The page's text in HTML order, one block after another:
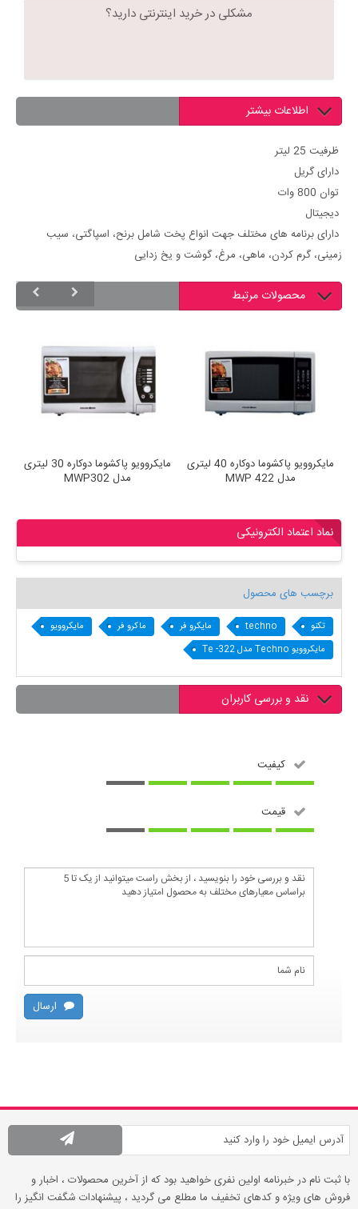
مشکلی در خرید اینترنتی دارید؟
اطلاعات بیشتر
ظرفیت 25 لیتر
دارای گریل
توان 800وات
دیجیتال
دارای برنامه های مختلف جهت انواع پخت شامل برنح، اسپاگتی، سیب
زمینی، گرم کردن، ماهی، مرغ، گوشت و یخ زدایی
محصولات مرتبط
مایکروویو پاکشوما دوکاره 30 لیتری
مدل MWP302
مایکروویو پاکشوما دوکاره 40 لیتری
مدل MWP 422
نماد اعتماد الکترونیکی
برچسب های محصول
تکنو techno مایکرو فر ماکرو فر
مایکروویو
مایکروویو Techno مدل Te -322
نقد و بررسی کاربران
کیفیت
قیمت
ارسال
با ثبت نام در خبرنامه اولین نفری خواهید بود که از آخرین محصولات ، اخبار و
فروش های ویژه و کدهای تخفیف ما مطلع می گردید ، پیشنهادات شگفت انگیز را